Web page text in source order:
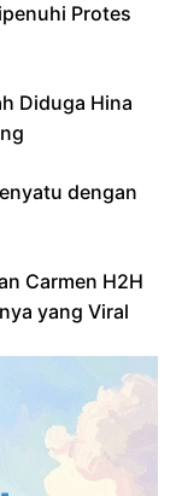
Protes
Diduga Hina
dengan
Carmen H2H
yang Viral